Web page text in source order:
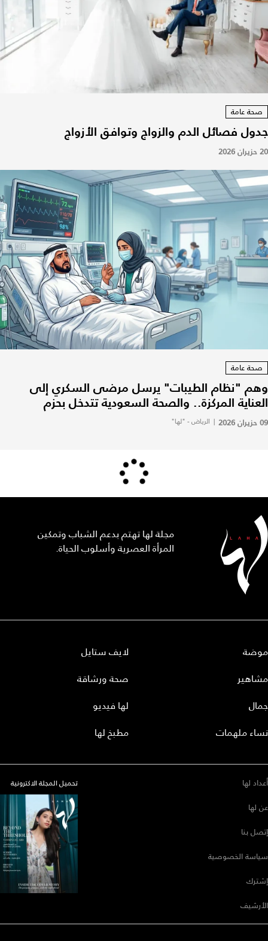
صحة عامة
جدول فصائل الدم والزواج وتوافق الأزواج
20 حزيران 2026
صحة عامة
وهم "نظام الطيبات" يرسل مرضى السكري إلى
العناية المركزة.. والصحة السعودية تتدخل بحزم
09 حزيران 2026 | الرياض - "لها"
مجلة لها تهتم بدعم الشباب وتمكين
المرأة العصرية وأسلوب الحياة.
موضة
مشاهير
جمال
نساء ملهمات
لايف ستايل
صحة ورشاقة
لها فيديو
مطبخ لها
أعداد لها
عن لها
إتصل بنا
سياسة الخصوصية
إشترك
الأرشيف
تحميل المجلة الاكترونية